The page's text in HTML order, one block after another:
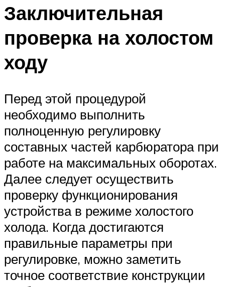
Заключительная
проверка на холостом
ходу
Перед этой процедурой
необходимо выполнить
полноценную регулировку
составных частей карбюратора при
работе на максимальных оборотах.
Далее следует осуществить
проверку функционирования
устройства в режиме холостого
холода. Когда достигаются
правильные параметры при
регулировке, можно заметить
точное соответствие конструкции